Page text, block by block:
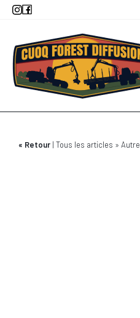
Aller
principal
Retour Tous les articles